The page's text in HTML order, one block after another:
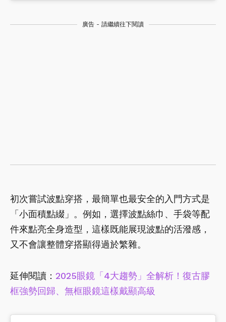
廣告 - 請繼續往下閱讀
初次嘗試波點穿搭，最簡單也最安全的入門方式是
「小面積點綴」。例如，選擇波點絲巾、手袋等配
件來點亮全身造型，這樣既能展現波點的活潑感，
又不會讓整體穿搭顯得過於繁雜。
延伸閱讀： 2025眼鏡「4大趨勢」全解析！復古膠
框強勢回歸、無框眼鏡這樣戴顯高級